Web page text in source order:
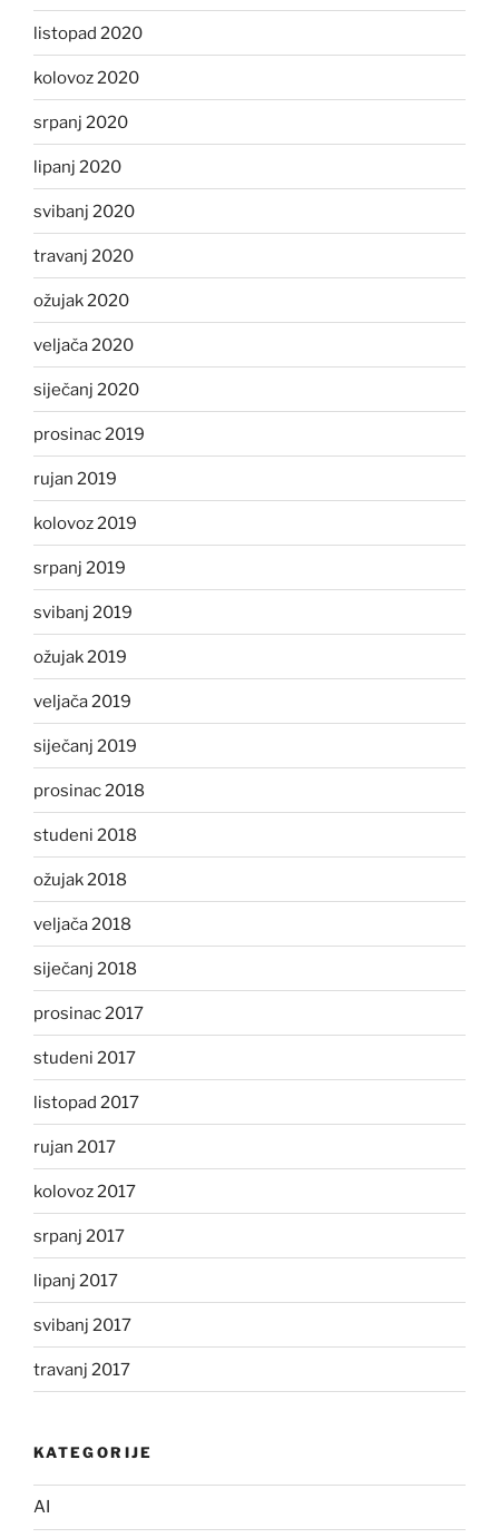
listopad 2020
kolovoz 2020
srpanj 2020
lipanj 2020
svibanj 2020
travanj 2020
ožujak 2020
veljača 2020
siječanj 2020
prosinac 2019
rujan 2019
kolovoz 2019
srpanj 2019
svibanj 2019
ožujak 2019
veljača 2019
siječanj 2019
prosinac 2018
studeni 2018
ožujak 2018
veljača 2018
siječanj 2018
prosinac 2017
studeni 2017
listopad 2017
rujan 2017
kolovoz 2017
srpanj 2017
lipanj 2017
svibanj 2017
travanj 2017
KATEGORIJE
AI